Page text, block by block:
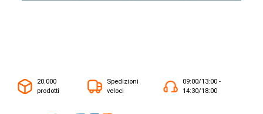
20.000
prodotti
Spedizioni
veloci
09:00/13:00 -
14:30/18:00